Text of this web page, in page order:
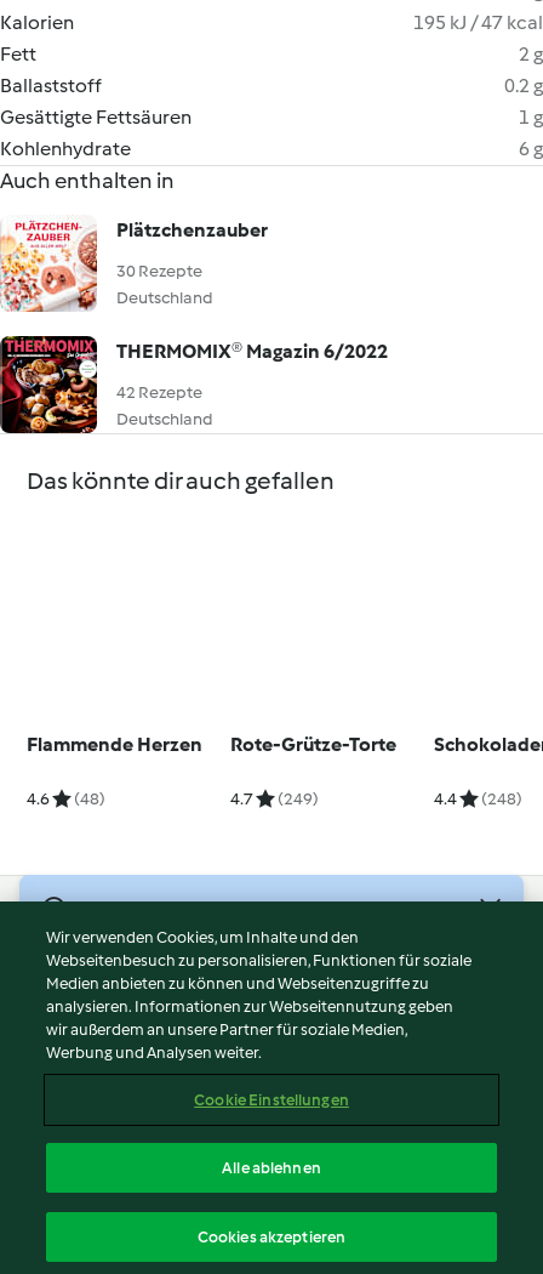
Kalorien
195 kJ / 47 kcal
Fett
2 g
Ballaststoff
0.2 g
Gesättigte Fettsäuren
1 g
Kohlenhydrate
6 g
Auch enthalten in
Plätzchenzauber
30 Rezepte
Deutschland
THERMOMIX® Magazin 6/2022
42 Rezepte
Deutschland
Das könnte dir auch gefallen
Flammende Herzen
4.6 (48)
Rote-Grütze-Torte
4.7 (249) 4.4 (248)
Nutzungsbedingungen
Datenschutzrichtlinien
Disclaimer
Impressum
Inhalt melden
Erklärung zur Barrierefreiheit
Wir verwenden Cookies, um Inhalte und den
Webseitenbesuch zu personalisieren, Funktionen für soziale
Medien anbieten zu können und Webseitenzugriffe zu
analysieren. Informationen zur Webseitennutzung geben
wir außerdem an unsere Partner für soziale Medien,
Werbung und Analysen weiter.
Cookie Einstellungen
Alle ablehnen
Cookies akzeptieren